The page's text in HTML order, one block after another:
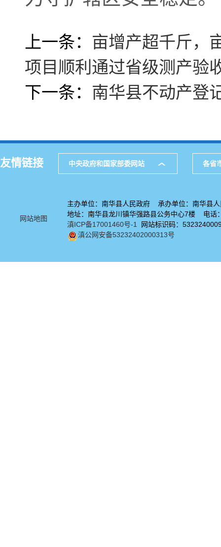
上一条： 亩增产超千斤，
项目顺利通过省级测产验
下一条： 南华县不动产登
友情链接 中央政府和国家部委网站 各省
网站地图
主办单位：南华县人民政府 承办单位：南华县人
地址：南华县龙川镇华强路县公务中心7楼 电
滇ICP备17001460号-1
网站标识码：
滇公网安备53232402000313号